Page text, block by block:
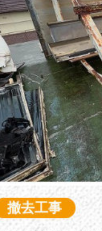
撤去工事